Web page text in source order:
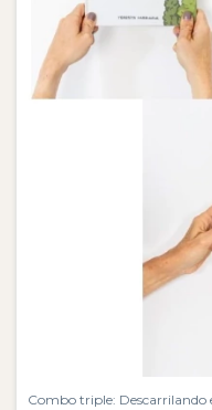
Combo triple: Descarrilando